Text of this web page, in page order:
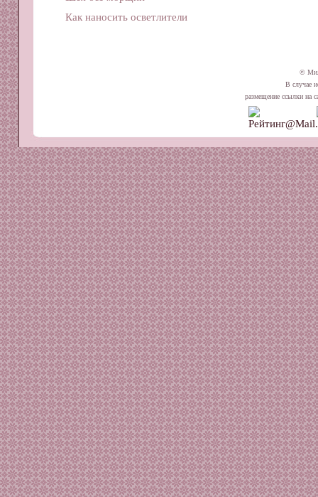
Как наносить осветлители
©
В случае
размещение ссылки на